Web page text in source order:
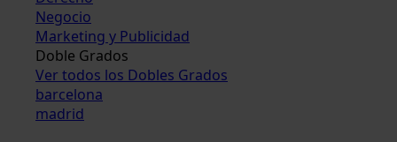
Negocio
Marketing y Publicidad
Doble Grados
Ver todos los Dobles Grados
barcelona
madrid